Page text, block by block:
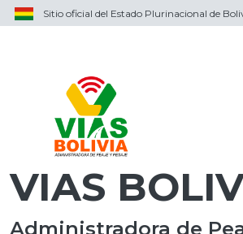
Sitio oficial del Estado Plurinacional de
VIAS
Administradora de